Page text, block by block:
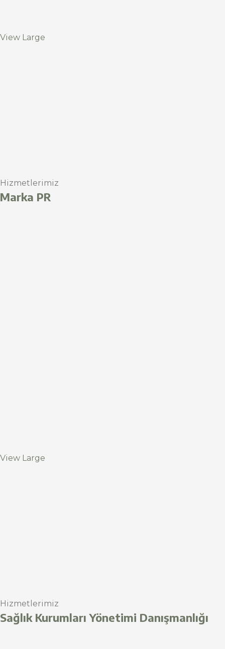
View Large
Hizmetlerimiz
Marka PR
View Large
Hizmetlerimiz
Sağlık Kurumları Yönetimi Danışmanlığı